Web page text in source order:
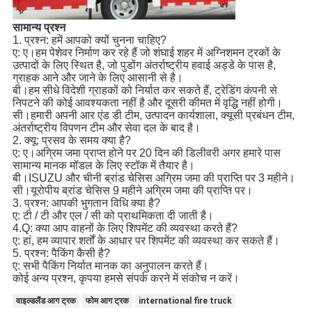
सामान्य प्रश्न
1. प्रश्न: हमें आपको क्यों चुनना चाहिए?
ए: ए।हम पेशेवर निर्माण कर रहे हैं जो शंघाई शहर में अग्निशमन ट्रकों के
उत्पादों के लिए स्थित है, जो पुडोंग अंतर्राष्ट्रीय हवाई अड्डे के पास है,
ग्राहक आने और जाने के लिए आसानी से है।
बी।हम सीधे विदेशी ग्राहकों को निर्यात कर सकते हैं, ट्रेडिंग कंपनी से
निपटने की कोई आवश्यकता नहीं है और दूसरी कीमत में वृद्धि नहीं होगी।
सी।हमारी अपनी आर एंड डी टीम, उत्पादन कार्यशाला, क्यूसी प्रबंधन टीम,
अंतर्राष्ट्रीय विपणन टीम और सेवा दल के बाद है।
2. क्यू: प्रसव के समय क्या है?
ए: ए।अग्रिम जमा प्राप्त होने पर 20 दिन की डिलीवरी अगर हमारे पास
सामान्य मानक मॉडल के लिए स्टॉक में तैयार है।
बी।ISUZU और चीनी ब्रांड चेसिस अग्रिम जमा की प्राप्ति पर 3 महीने।
सी।यूरोपीय ब्रांड चेसिस 9 महीने अग्रिम जमा की प्राप्ति पर।
3. प्रश्न: आपकी भुगतान विधि क्या है?
ए: टी / टी और एल / सी को प्राथमिकता दी जाती है।
4.Q: क्या आप वाहनों के लिए शिपमेंट की व्यवस्था करते हैं?
ए: हां, हम व्यापार शर्तों के आधार पर शिपमेंट की व्यवस्था कर सकते हैं।
5. प्रश्न: पैकिंग कैसी है?
ए: सभी पैकिंग निर्यात मानक का अनुपालन करते हैं।
कोई अन्य प्रश्न, कृपया हमसे संपर्क करने में संकोच न करें।
वाइल्डलैंड आग ट्रक फोम आग ट्रक international fire truck